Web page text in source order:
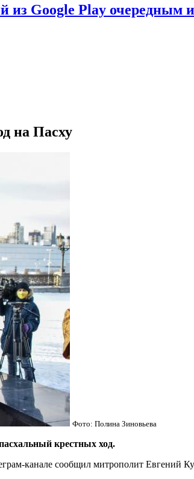
из Google Play очередным
на Пасху
Фото: Полина Зиновьева
крестных ход.
канале сообщил митрополит Евгений